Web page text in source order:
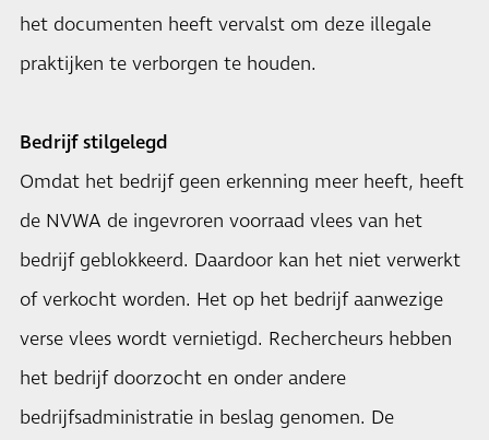
het documenten heeft vervalst om deze illegale
praktijken te verborgen te houden.
Bedrijf stilgelegd
Omdat het bedrijf geen erkenning meer heeft, heeft
de NVWA de ingevroren voorraad vlees van het
bedrijf geblokkeerd. Daardoor kan het niet verwerkt
of verkocht worden. Het op het bedrijf aanwezige
verse vlees wordt vernietigd. Rechercheurs hebben
het bedrijf doorzocht en onder andere
bedrijfsadministratie in beslag genomen. De